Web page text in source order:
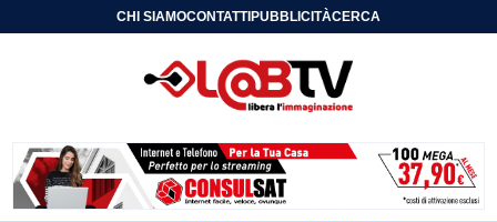
CHI SIAMOCONTATTIPUBBLICITÀCERCA